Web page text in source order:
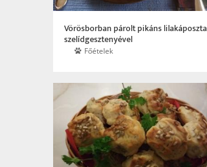
Vörösborban párolt pikáns lilakáposzta
szelíd­gesztenyével
Főételek